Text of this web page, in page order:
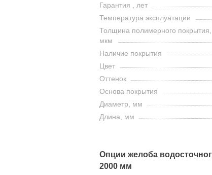
Гарантия , лет
Температура эксплуатации
Толщина полимерного покрытия,
мкм
Наличие покрытия
Цвет
Оттенок
Основа покрытия
Диаметр, мм
Длина, мм
Опции желоба
2000 мм